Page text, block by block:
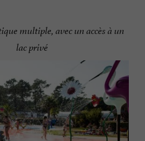
multiple, avec un accès à un
lac privé